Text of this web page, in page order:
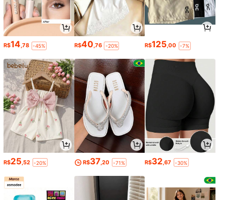
R$14,78 -45% R$40,76 -20% R$125,00 -7%
R$25 ,52 -20% R$37 ,20 -71% R$32 ,67 -30%